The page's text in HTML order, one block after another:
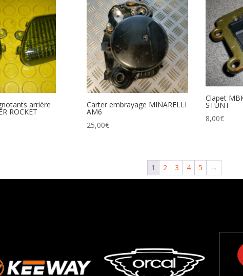
arrière
ROCKET
Carter embrayage MINARELLI
AM6
25,00€
Clapet
STUNT
8,00€
1 2 3 4 5 →